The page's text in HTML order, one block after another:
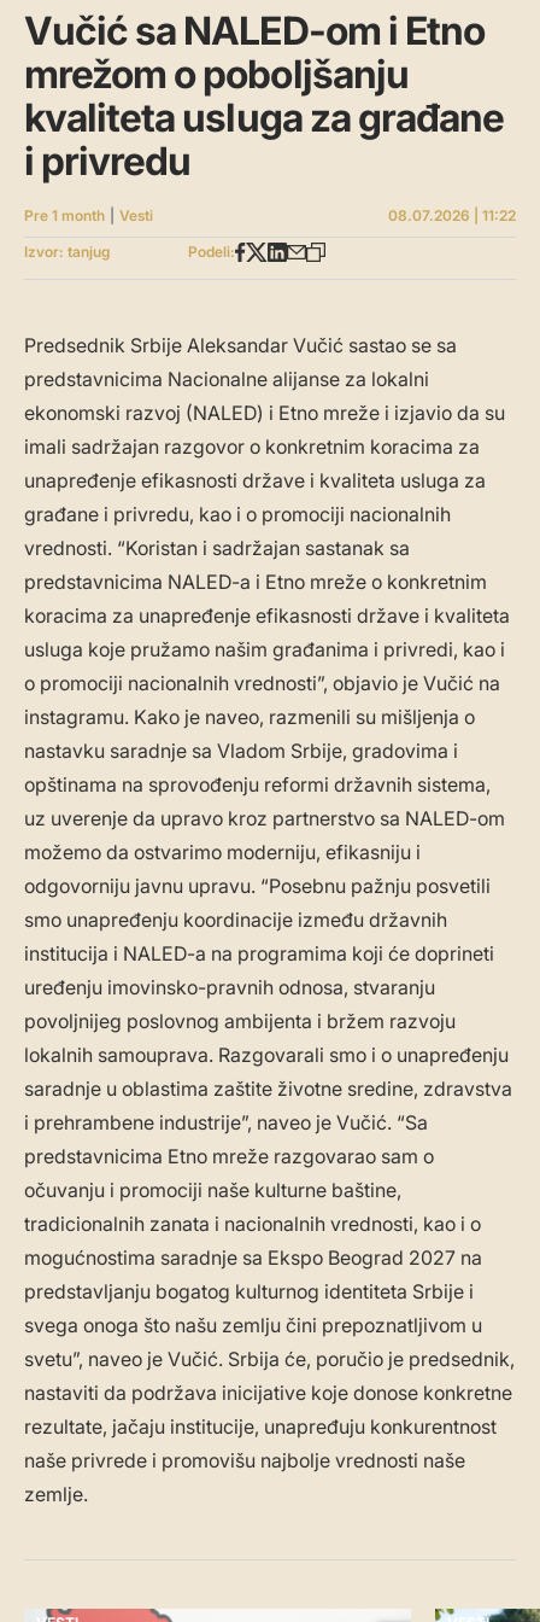
Vučić sa NALED-om i Etno
mrežom o poboljšanju
kvaliteta usluga za građane
i privredu
Pre 1 month Vesti
08.07.2026 | 11:22
Izvor: tanjug
Podeli:
Predsednik Srbije Aleksandar Vučić sastao se sa
predstavnicima Nacionalne alijanse za lokalni
ekonomski razvoj (NALED) i Etno mreže i izjavio da su
imali sadržajan razgovor o konkretnim koracima za
unapređenje efikasnosti države i kvaliteta usluga za
građane i privredu, kao i o promociji nacionalnih
vrednosti. “Koristan i sadržajan sastanak sa
predstavnicima NALED-a i Etno mreže o konkretnim
koracima za unapređenje efikasnosti države i kvaliteta
usluga koje pružamo našim građanima i privredi, kao i
o promociji nacionalnih vrednosti”, objavio je Vučić na
instagramu. Kako je naveo, razmenili su mišljenja o
nastavku saradnje sa Vladom Srbije, gradovima i
opštinama na sprovođenju reformi državnih sistema,
uz uverenje da upravo kroz partnerstvo sa NALED-om
možemo da ostvarimo moderniju, efikasniju i
odgovorniju javnu upravu. “Posebnu pažnju posvetili
smo unapređenju koordinacije između državnih
institucija i NALED-a na programima koji će doprineti
uređenju imovinsko-pravnih odnosa, stvaranju
povoljnijeg poslovnog ambijenta i bržem razvoju
lokalnih samouprava. Razgovarali smo i o unapređenju
saradnje u oblastima zaštite životne sredine, zdravstva
i prehrambene industrije”, naveo je Vučić. “Sa
predstavnicima Etno mreže razgovarao sam o
očuvanju i promociji naše kulturne baštine,
tradicionalnih zanata i nacionalnih vrednosti, kao i o
mogućnostima saradnje sa Ekspo Beograd 2027 na
predstavljanju bogatog kulturnog identiteta Srbije i
svega onoga što našu zemlju čini prepoznatljivom u
svetu”, naveo je Vučić. Srbija će, poručio je predsednik,
nastaviti da podržava inicijative koje donose konkretne
rezultate, jačaju institucije, unapređuju konkurentnost
naše privrede i promovišu najbolje vrednosti naše
zemlje.